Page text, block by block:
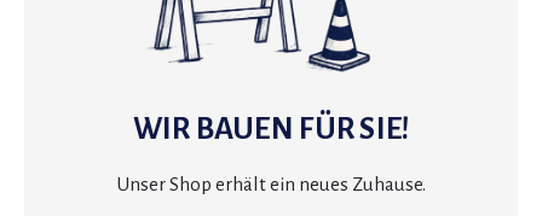
WIR BAUEN FÜR SIE!
Unser Shop erhält ein neues Zuhause.